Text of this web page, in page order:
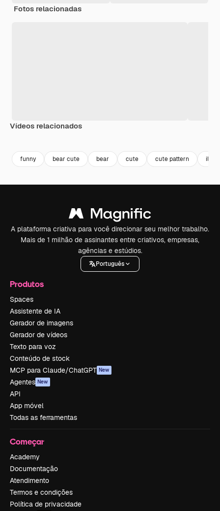
Fotos relacionadas
Vídeos relacionados
funny bear cute bear cute cute pattern
A plataforma criativa para você direcionar seu melhor trabalho.
Mais de 1 milhão de assinantes entre criativos, empresas,
agências e estúdios.
Português
Produtos
Spaces
Assistente de IA
Gerador de imagens
Gerador de vídeos
Texto para voz
Conteúdo de stock
MCP para Claude/ChatGPT New
Agentes New
API
App móvel
Todas as ferramentas
Começar
Academy
Documentação
Atendimento
Termos e condições
Política de privacidade